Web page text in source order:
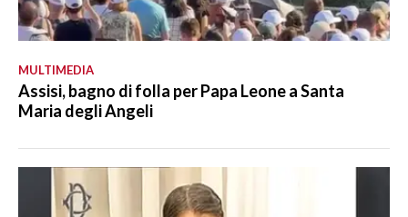
MULTIMEDIA
Assisi, bagno di folla per Papa Leone a Santa
Maria degli Angeli